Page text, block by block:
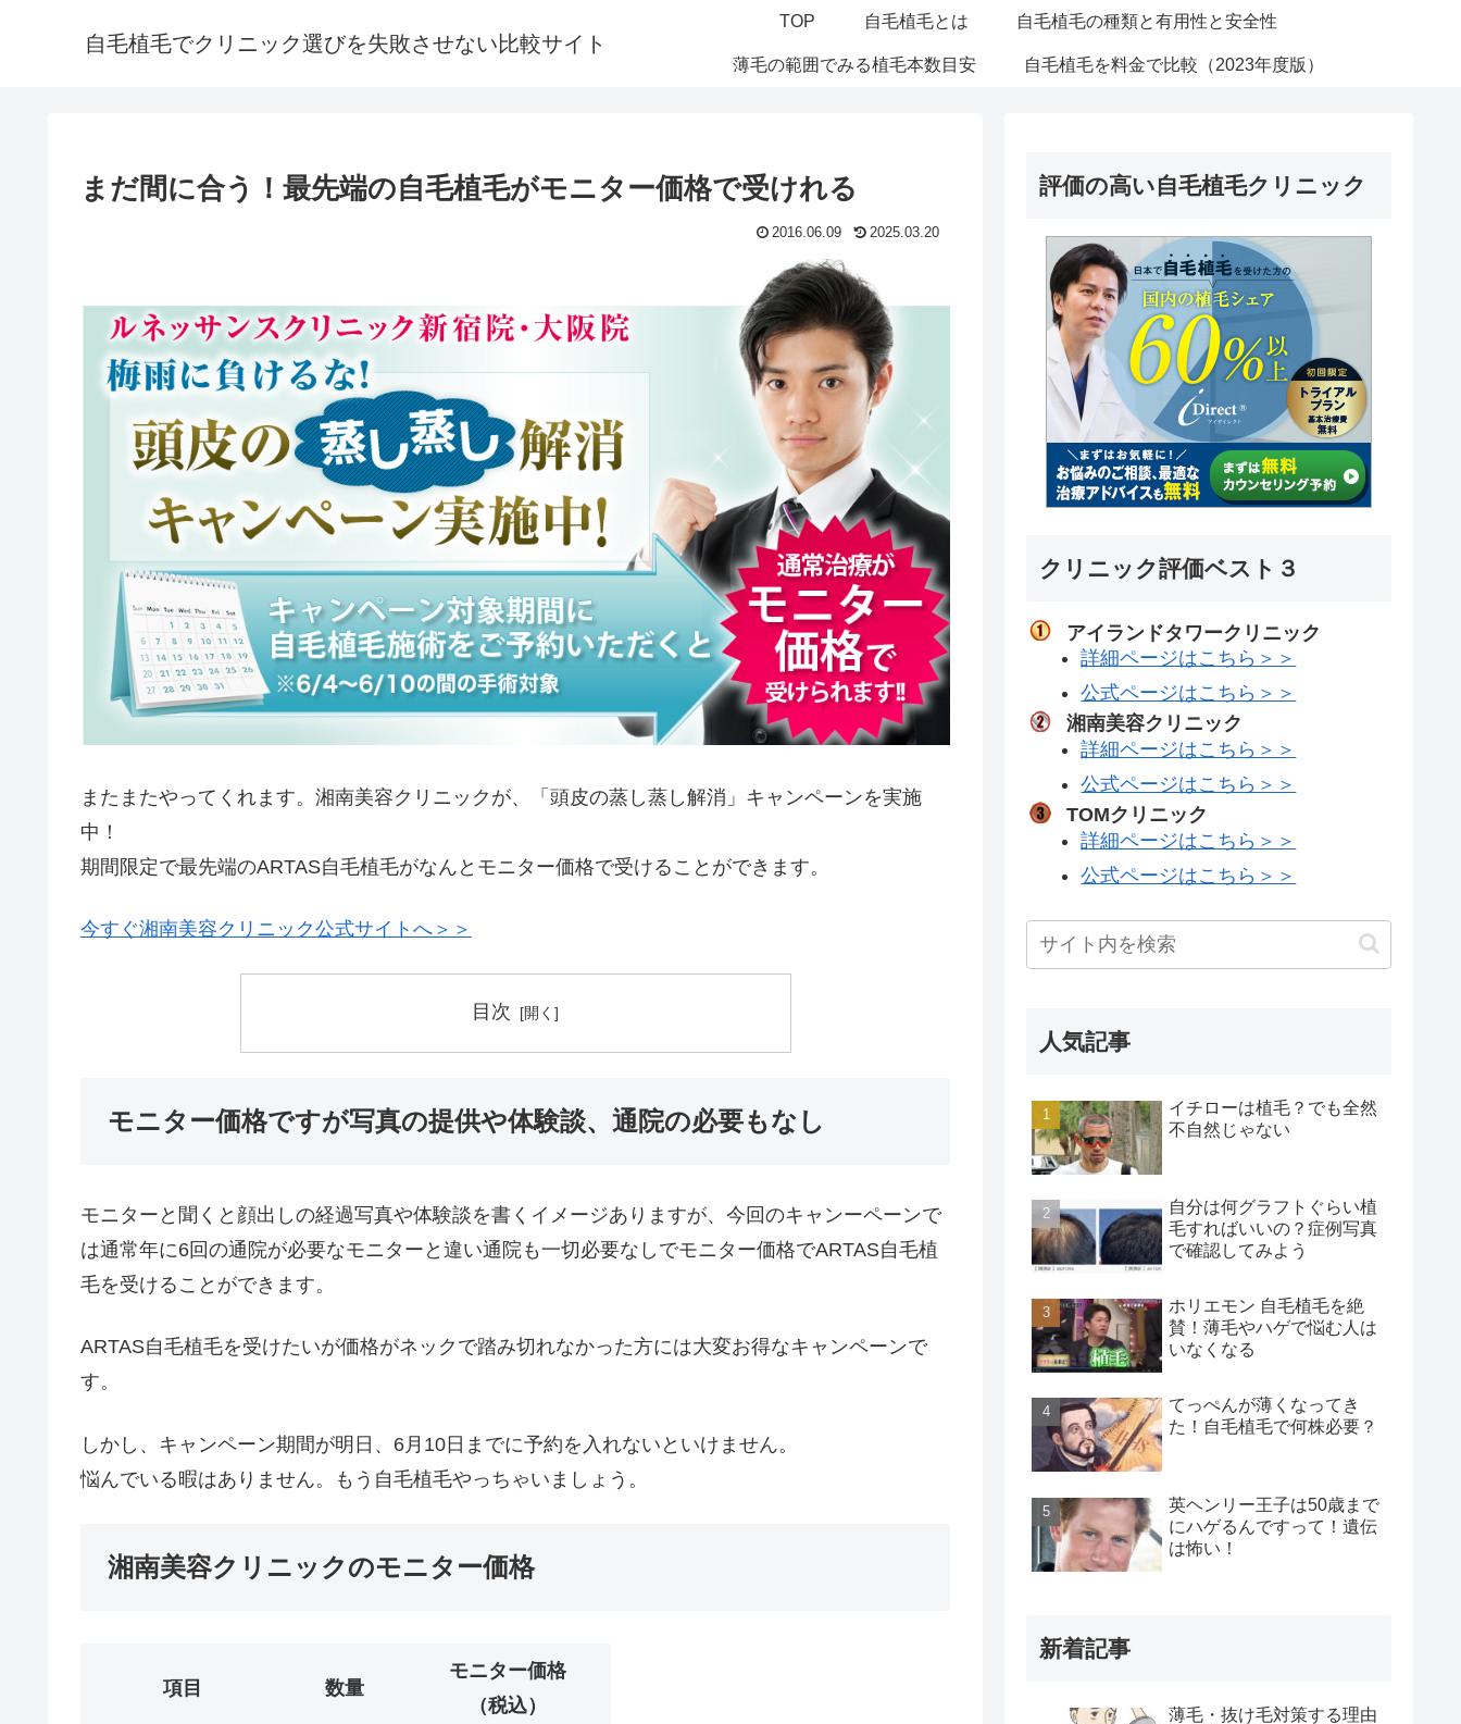
自毛植毛でクリニック選びを失敗させない比較サイト
TOP 自毛植毛とは 自毛植毛の種類と有用性と安全性
薄毛の範囲でみる植毛本数目安 自毛植毛を料金で比較（2023年度版）
まだ間に合う！最先端の自毛植毛がモニター価格で受けれる
2016.06.09 2025.03.20
またまたやってくれます。湘南美容クリニックが、「頭皮の蒸し蒸し解消」キャンペーンを実施
中！
期間限定で最先端のARTAS自毛植毛がなんとモニター価格で受けることができます。
今すぐ湘南美容クリニック公式サイトへ＞＞
目次
モニター価格ですが写真の提供や体験談、通院の必要もなし
モニターと聞くと顔出しの経過写真や体験談を書くイメージありますが、今回のキャンーペーンで
は通常年に6回の通院が必要なモニターと違い通院も一切必要なしでモニター価格でARTAS自毛植
毛を受けることができます。
ARTAS自毛植毛を受けたいが価格がネックで踏み切れなかった方には大変お得なキャンペーンで
す。
しかし、キャンペーン期間が明日、6月10日までに予約を入れないといけません。
悩んでいる暇はありません。もう自毛植毛やっちゃいましょう。
湘南美容クリニックのモニター価格
項目 数量
モニター価格
（税込）
評価の高い自毛植毛クリニック
クリニック評価ベスト３
アイランドタワークリニック
詳細ページはこちら＞＞
公式ページはこちら＞＞
湘南美容クリニック
詳細ページはこちら＞＞
公式ページはこちら＞＞
TOMクリニック
詳細ページはこちら＞＞
公式ページはこちら＞＞
人気記事
イチローは植毛？でも全然
不自然じゃない
自分は何グラフトぐらい植
毛すればいいの？症例写真
で確認してみよう
ホリエモン 自毛植毛を絶
賛！薄毛やハゲで悩む人は
いなくなる
てっぺんが薄くなってき
た！自毛植毛で何株必要？
英ヘンリー王子は50歳まで
にハゲるんですって！遺伝
は怖い！
新着記事
薄毛・抜け毛対策する理由